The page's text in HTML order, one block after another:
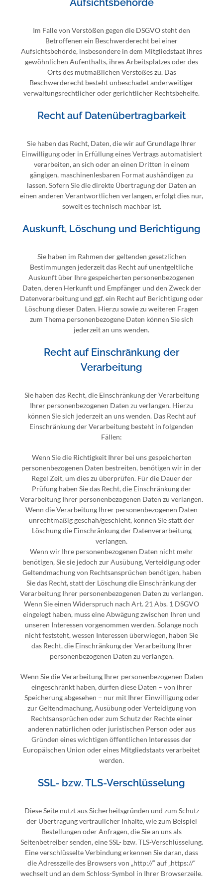
Aufsichts­behörde
Im Falle von Verstößen gegen die DSGVO steht den
Betroffenen ein Beschwerderecht bei einer
Aufsichtsbehörde, insbesondere in dem Mitgliedstaat ihres
gewöhnlichen Aufenthalts, ihres Arbeitsplatzes oder des
Orts des mutmaßlichen Verstoßes zu. Das
Beschwerderecht besteht unbeschadet anderweitiger
verwaltungsrechtlicher oder gerichtlicher Rechtsbehelfe.
Recht auf Daten­übertrag­barkeit
Sie haben das Recht, Daten, die wir auf Grundlage Ihrer
Einwilligung oder in Erfüllung eines Vertrags automatisiert
verarbeiten, an sich oder an einen Dritten in einem
gängigen, maschinenlesbaren Format aushändigen zu
lassen. Sofern Sie die direkte Übertragung der Daten an
einen anderen Verantwortlichen verlangen, erfolgt dies nur,
soweit es technisch machbar ist.
Auskunft, Löschung und Berichtigung
Sie haben im Rahmen der geltenden gesetzlichen
Bestimmungen jederzeit das Recht auf unentgeltliche
Auskunft über Ihre gespeicherten personenbezogenen
Daten, deren Herkunft und Empfänger und den Zweck der
Datenverarbeitung und ggf. ein Recht auf Berichtigung oder
Löschung dieser Daten. Hierzu sowie zu weiteren Fragen
zum Thema personenbezogene Daten können Sie sich
jederzeit an uns wenden.
Recht auf Einschränkung der
Verarbeitung
Sie haben das Recht, die Einschränkung der Verarbeitung
Ihrer personenbezogenen Daten zu verlangen. Hierzu
können Sie sich jederzeit an uns wenden. Das Recht auf
Einschränkung der Verarbeitung besteht in folgenden
Fällen:
Wenn Sie die Richtigkeit Ihrer bei uns gespeicherten
personenbezogenen Daten bestreiten, benötigen wir in der
Regel Zeit, um dies zu überprüfen. Für die Dauer der
Prüfung haben Sie das Recht, die Einschränkung der
Verarbeitung Ihrer personenbezogenen Daten zu verlangen.
Wenn die Verarbeitung Ihrer personenbezogenen Daten
unrechtmäßig geschah/geschieht, können Sie statt der
Löschung die Einschränkung der Datenverarbeitung
verlangen.
Wenn wir Ihre personenbezogenen Daten nicht mehr
benötigen, Sie sie jedoch zur Ausübung, Verteidigung oder
Geltendmachung von Rechtsansprüchen benötigen, haben
Sie das Recht, statt der Löschung die Einschränkung der
Verarbeitung Ihrer personenbezogenen Daten zu verlangen.
Wenn Sie einen Widerspruch nach Art. 21 Abs. 1 DSGVO
eingelegt haben, muss eine Abwägung zwischen Ihren und
unseren Interessen vorgenommen werden. Solange noch
nicht feststeht, wessen Interessen überwiegen, haben Sie
das Recht, die Einschränkung der Verarbeitung Ihrer
personenbezogenen Daten zu verlangen.
Wenn Sie die Verarbeitung Ihrer personenbezogenen Daten
eingeschränkt haben, dürfen diese Daten – von ihrer
Speicherung abgesehen – nur mit Ihrer Einwilligung oder
zur Geltendmachung, Ausübung oder Verteidigung von
Rechtsansprüchen oder zum Schutz der Rechte einer
anderen natürlichen oder juristischen Person oder aus
Gründen eines wichtigen öffentlichen Interesses der
Europäischen Union oder eines Mitgliedstaats verarbeitet
werden.
SSL- bzw. TLS-Verschlüsselung
Diese Seite nutzt aus Sicherheitsgründen und zum Schutz
der Übertragung vertraulicher Inhalte, wie zum Beispiel
Bestellungen oder Anfragen, die Sie an uns als
Seitenbetreiber senden, eine SSL- bzw. TLS-Verschlüsselung.
Eine verschlüsselte Verbindung erkennen Sie daran, dass
die Adresszeile des Browsers von „http://“ auf „https://“
wechselt und an dem Schloss-Symbol in Ihrer Browserzeile.